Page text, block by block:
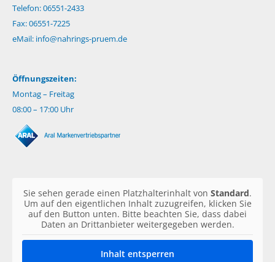
Telefon: 06551-2433
Fax: 06551-7225
eMail: info@nahrings-pruem.de
Öffnungszeiten:
Montag – Freitag
08:00 – 17:00 Uhr
Sie sehen gerade einen Platzhalterinhalt von Standard.
Um auf den eigentlichen Inhalt zuzugreifen, klicken Sie
auf den Button unten. Bitte beachten Sie, dass dabei
Daten an Drittanbieter weitergegeben werden.
Inhalt entsperren